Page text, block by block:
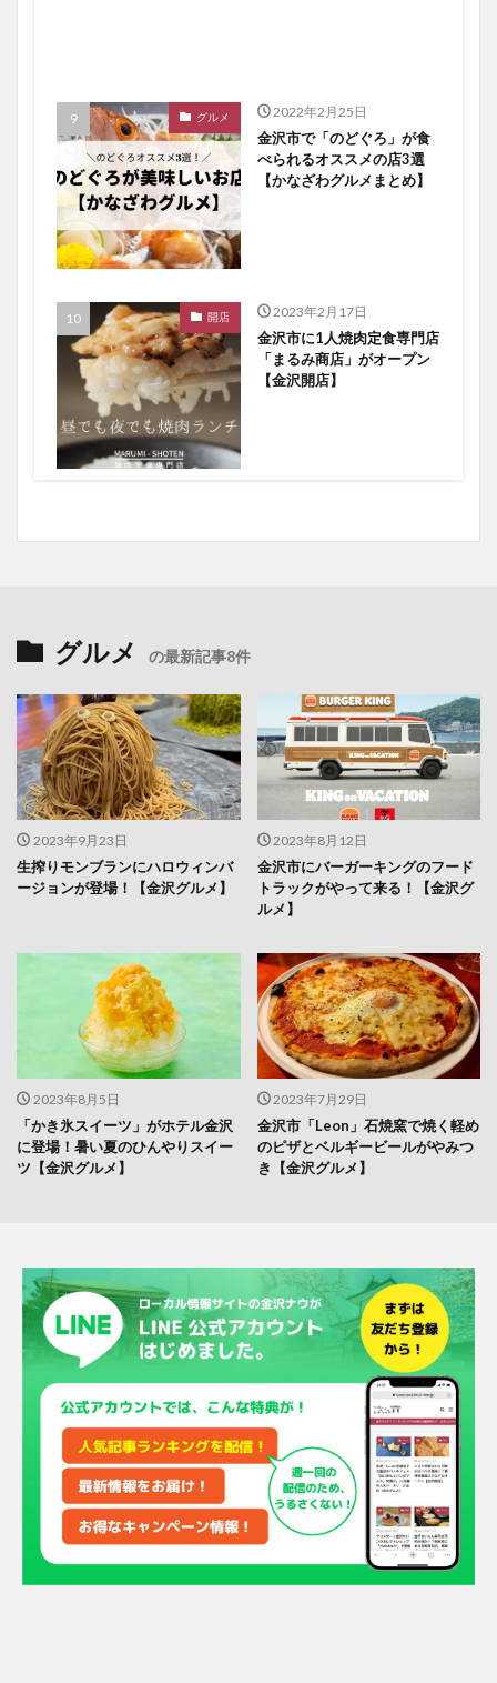
グルメ 2022年2月25日
金沢市で「のどぐろ」が食
べられるオススメの店3選
【かなざわグルメまとめ】
開店 2023年2月17日
金沢市に1人焼肉定食専門店
「まるみ商店」がオープン
【金沢開店】
グルメ の最新記事8件
2023年9月23日
生搾りモンブランにハロウィンバ
ージョンが登場！【金沢グルメ】
2023年8月12日
金沢市にバーガーキングのフード
トラックがやって来る！【金沢グ
ルメ】
2023年8月5日
「かき氷スイーツ」がホテル金沢
に登場！暑い夏のひんやりスイー
ツ【金沢グルメ】
2023年7月29日
金沢市「Leon」石焼窯で焼く軽め
のピザとベルギービールがやみつ
き【金沢グルメ】